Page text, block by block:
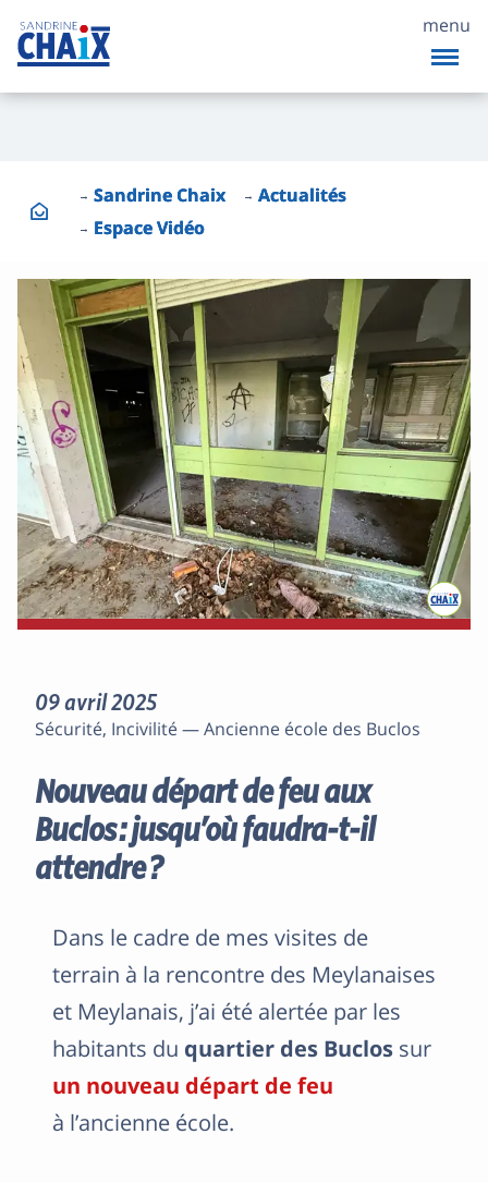
menu
Sandrine Chaix
Actualités
Espace Vidéo
09 avril 2025
Sécurité, Incivilité — Ancienne école des Buclos
Nouveau départ de feu aux
Buclos : jusqu’où faudra-t-il
attendre ?
Dans le cadre de mes visites de
terrain à la rencontre des Meylanaises
et Meylanais, j’ai été alertée par les
habitants du quartier des Buclos sur
un nouveau départ de feu
à l’ancienne école.